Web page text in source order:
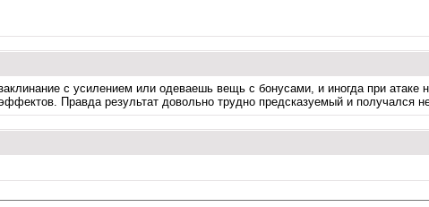
с усилением или одеваешь вещь с бонусами, и иногда при атаке
Правда результат довольно трудно предсказуемый и получался